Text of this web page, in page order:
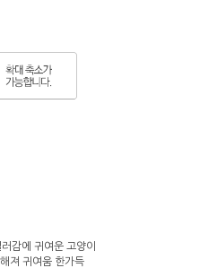
감에 귀여운 고양이
져 귀여움 한가득